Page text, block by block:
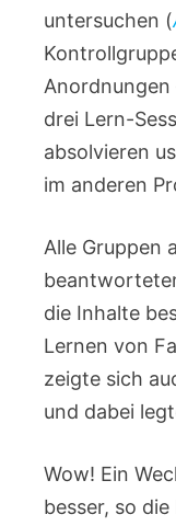
untersuchen (
Anordnungen
drei Lern-
absolvieren
im anderen
Alle Gruppen
die Inhalte
Lernen von
zeigte sich
und dabei
Wow! Ein
besser, so